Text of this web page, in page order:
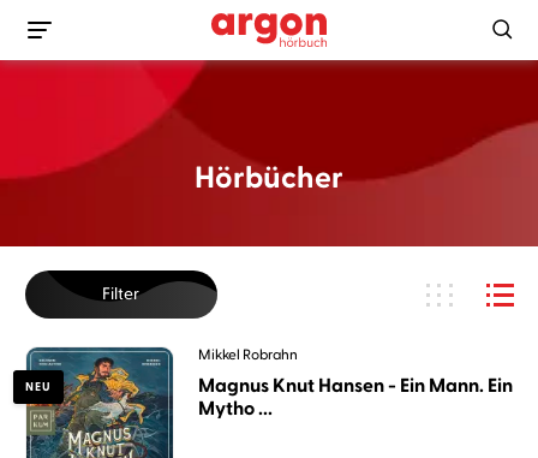
Hörbücher
Filter
NEU
Mikkel Robrahn
Magnus Knut Hansen - Ein Mann. Ein
Mytho ...